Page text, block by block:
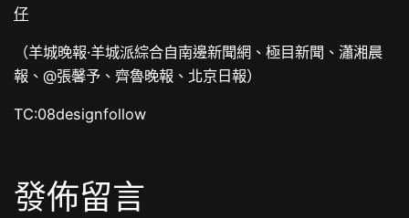
仔
（羊城晚報·羊城派綜合自南邊新聞網、極目新聞、瀟湘晨
報、@張馨予、齊魯晚報、北京日報）
TC:08designfollow
發佈留言